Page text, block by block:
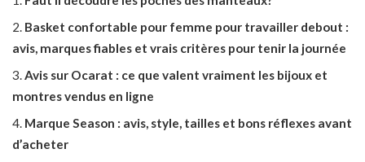
Basket confortable pour femme pour travailler debout :
avis, marques fiables et vrais critères pour tenir la journée
Avis sur Ocarat : ce que valent vraiment les bijoux et
montres vendus en ligne
Marque Season : avis, style, tailles et bons réflexes avant
d’acheter